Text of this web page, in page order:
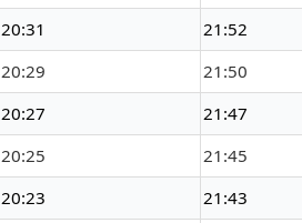
20:31
21:52
20:29
21:50
20:27
21:47
20:25
21:45
20:23
21:43